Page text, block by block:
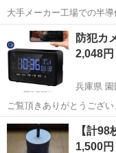
大手メーカー工場での半導
内容 ＼フラッシュメモリ
点検のお仕事／ 新工場新設に伴い、請負現場の立ち上げを行います！
※立ち上げ時期目安：2...
岩手 北上市 その他
防犯カ
2,048円
兵庫県 園
ご覧頂きありがとうござ
写真の説明見て頂けたら
無く保存していました。
時に撮影して添付致します
兵庫 尼崎市 園田
防犯カメラ
【計
1,500円